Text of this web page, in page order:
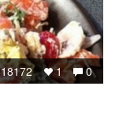
0
1
18172